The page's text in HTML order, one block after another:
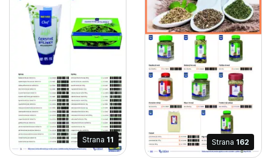
Strana 11 Strana 162